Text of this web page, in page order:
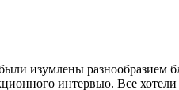
изумлены
интервью. Все хотели